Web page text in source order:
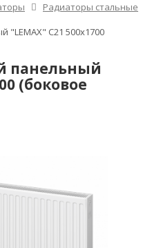
Радиаторы стальные
C21 500х1700
панельный
(боковое